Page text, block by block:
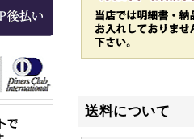
送料について